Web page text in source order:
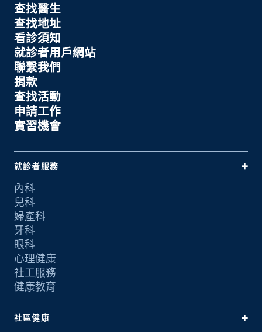
查找醫生
查找地址
看診須知
就診者用戶網站
聯繫我們
捐款
查找活動
申請工作
實習機會
就診者服務
內科
兒科
婦產科
牙科
眼科
心理健康
社工服務
健康教育
社區健康